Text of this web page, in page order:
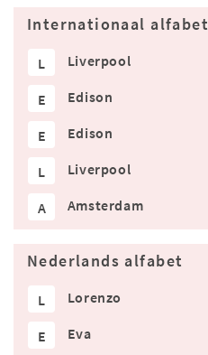
Internationaal alfabet
L Liverpool
E Edison
E Edison
L Liverpool
A Amsterdam
Nederlands alfabet
L Lorenzo
E Eva